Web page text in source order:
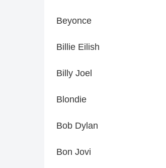
Beyonce
Billie Eilish
Billy Joel
Blondie
Bob Dylan
Bon Jovi